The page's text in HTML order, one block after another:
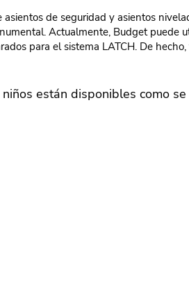
de seguridad y asientos
Actualmente, Budget puede
para el sistema LATCH. De
están disponibles como